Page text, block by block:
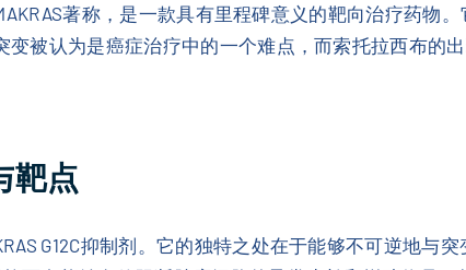
著称，是一款具有里程碑意义的靶向治疗药物。
变被认为是癌症治疗中的一个难点，而索托拉西布的
靶点
G12C抑制剂。它的独特之处在于能够不可逆地与突